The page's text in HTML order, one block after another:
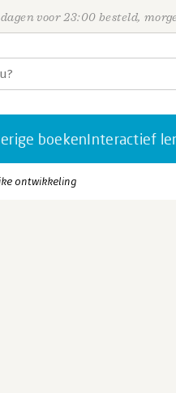
voor 23:00 besteld,
boekenInteractief
ontwikkeling